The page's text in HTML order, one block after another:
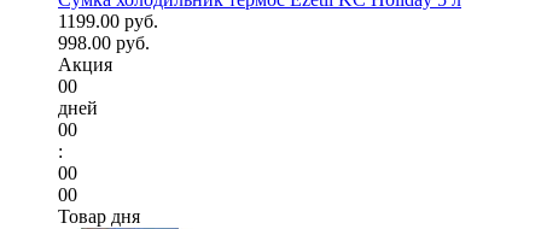
1199.00 руб.
998.00 руб.
Акция
00
дней
00
:
00
00
Товар дня